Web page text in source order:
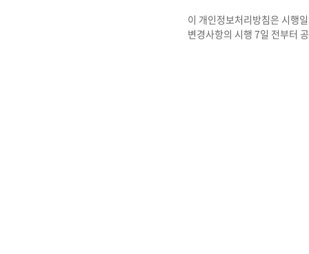
이 개인정보처리방침은 시행
변경사항의 시행 7일 전부터